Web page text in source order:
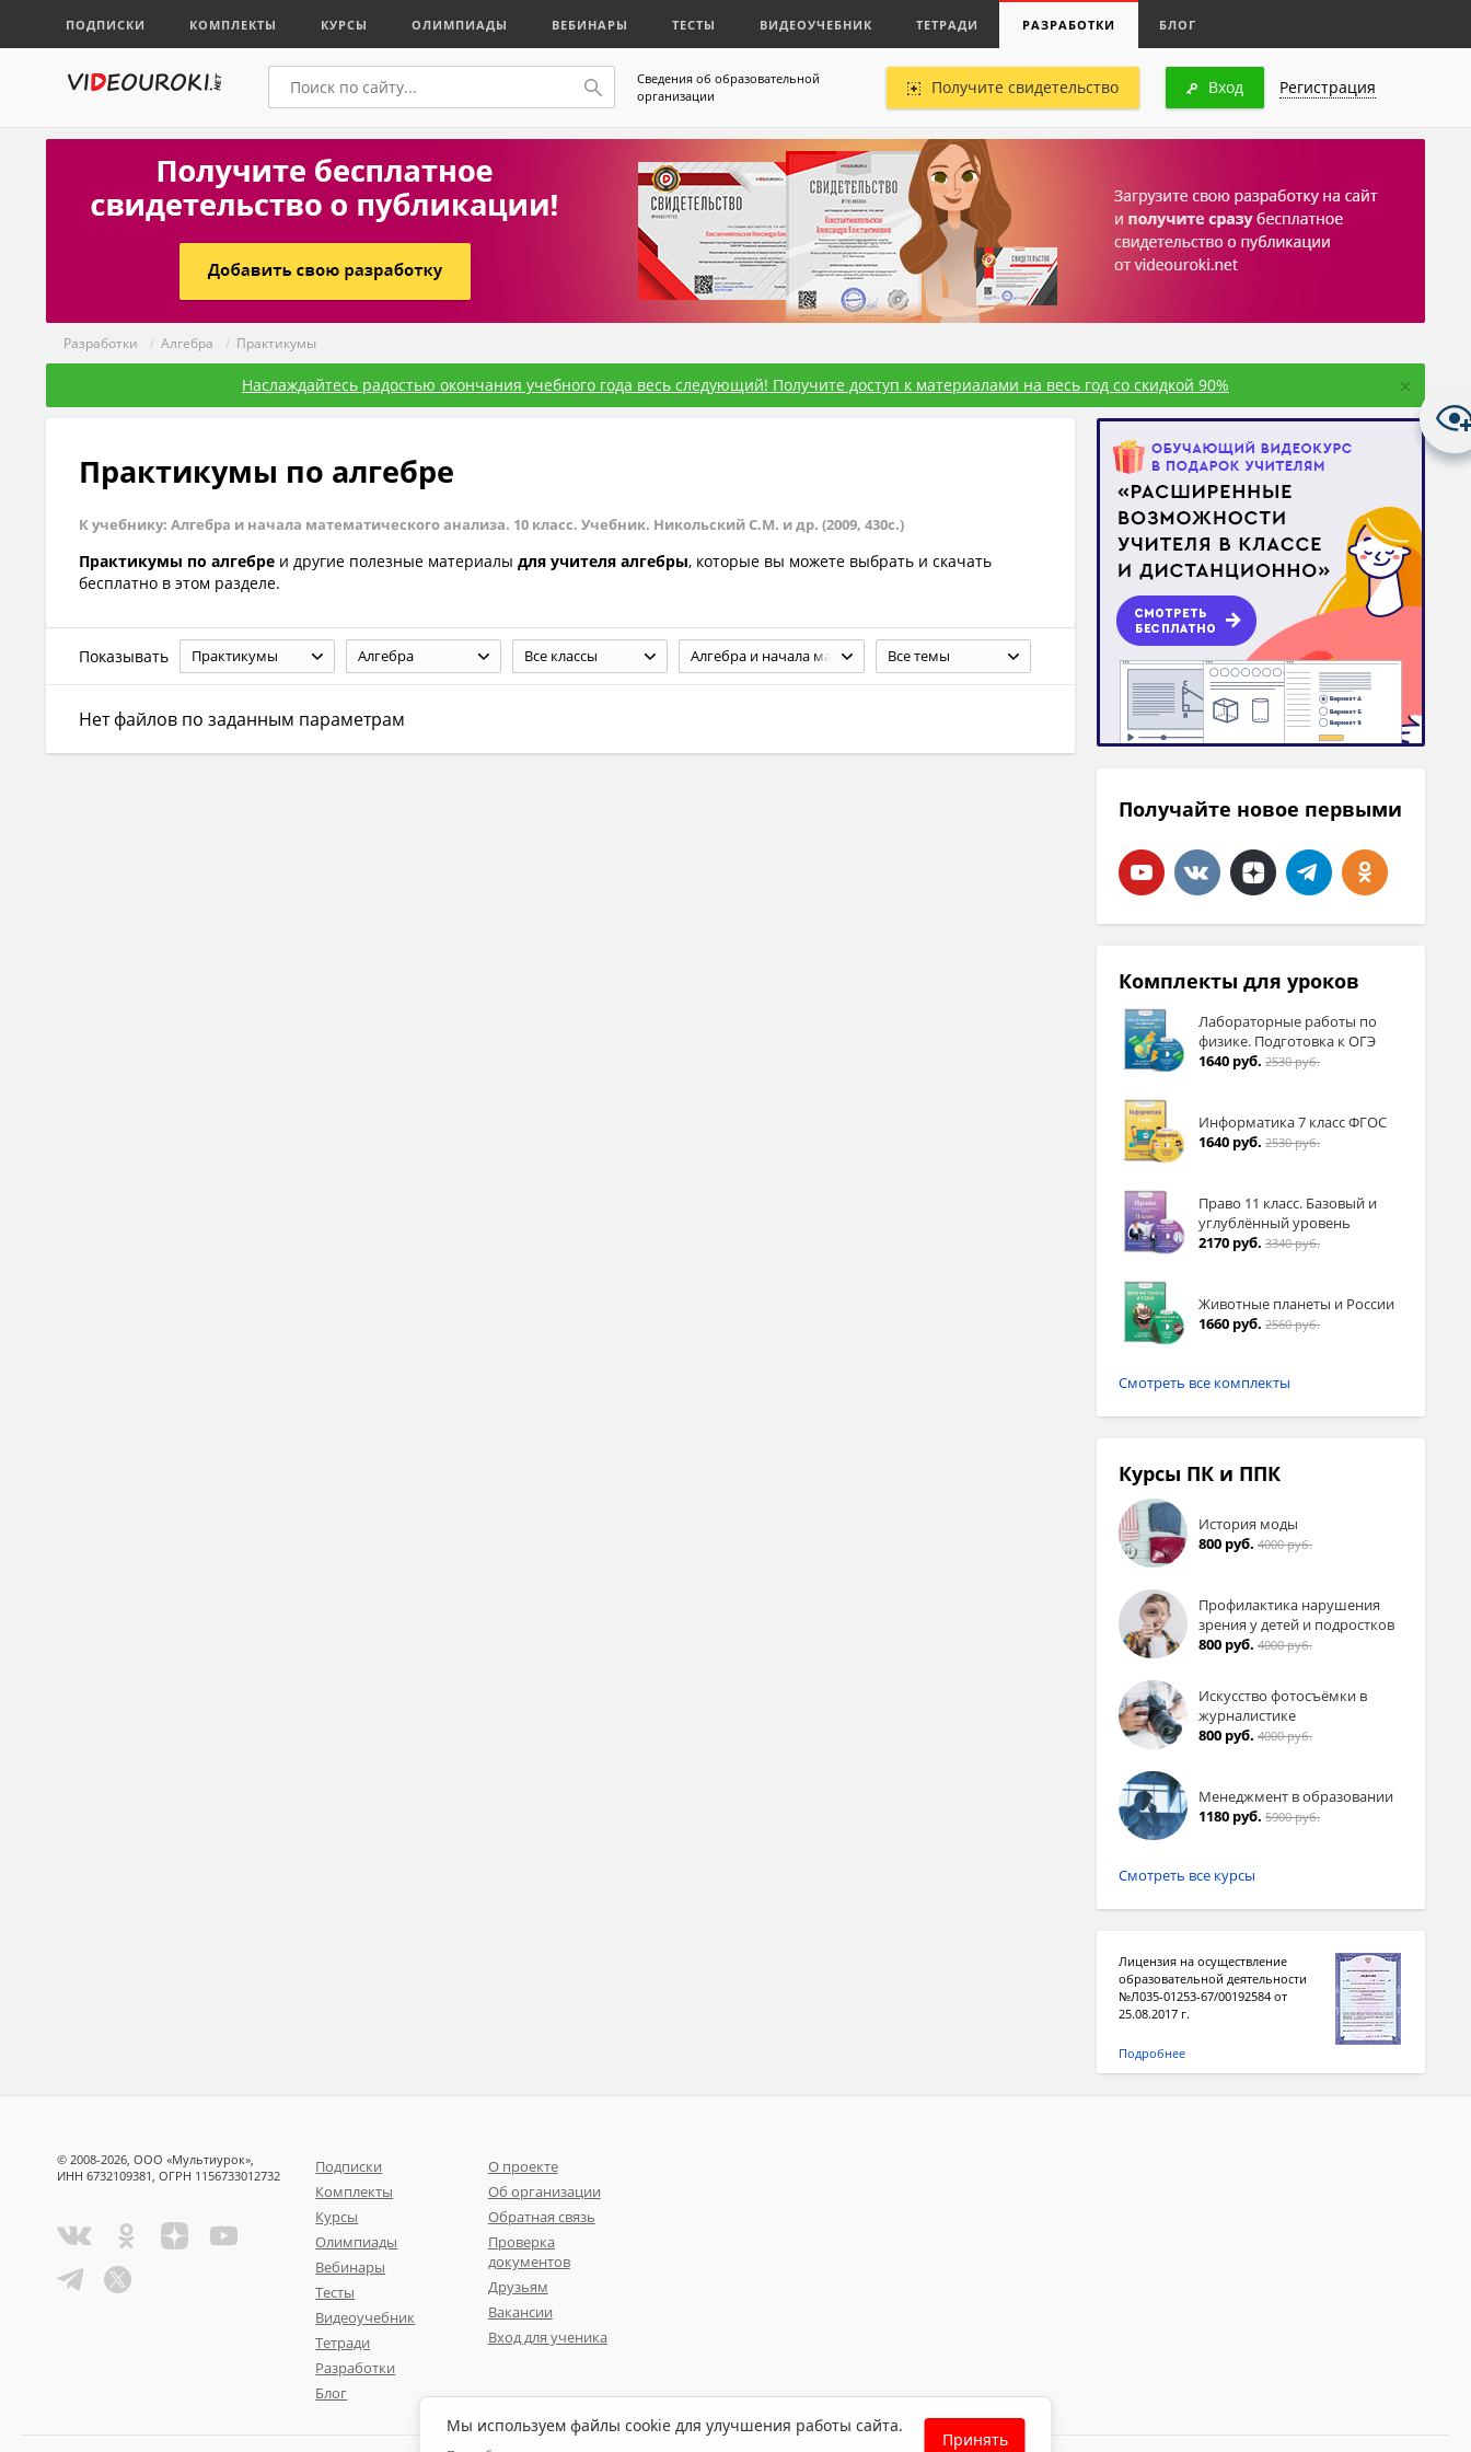
ПОДПИСКИ КОМПЛЕКТЫ КУРСЫ ОЛИМПИАДЫ ВЕБИНАРЫ ТЕСТЫ ВИДЕОУЧЕБНИК ТЕТРАДИ РАЗРАБОТКИ БЛОГ
Сведения об образовательной
организации
Получите свидетельство Вход Регистрация
Разработки / Алгебра / Практикумы
Наслаждайтесь радостью окончания учебного года весь следующий! Получите доступ к материалами на весь год со скидкой 90% ×
Практикумы по алгебре
К учебнику: Алгебра и начала математического анализа. 10 класс. Учебник. Никольский С.М. и др. (2009, 430с.)
Практикумы по алгебре и другие полезные материалы для учителя алгебры, которые вы можете выбрать и скачать
бесплатно в этом разделе.
Показывать Практикумы Алгебра Все классы Алгебра и начала математического анализа. 10 класс. Учебник. Никольский С.М. и др. (2009, 430с.) Все темы
Нет файлов по заданным параметрам
Получайте новое первыми
Комплекты для уроков
Лабораторные работы по
физике. Подготовка к ОГЭ
1640 руб. 2530 руб.
Информатика 7 класс ФГОС
1640 руб. 2530 руб.
Право 11 класс. Базовый и
углублённый уровень
2170 руб. 3340 руб.
Животные планеты и России
1660 руб. 2560 руб.
Смотреть все комплекты
Курсы ПК и ППК
История моды
800 руб. 4000 руб.
Профилактика нарушения
зрения у детей и подростков
800 руб. 4000 руб.
Искусство фотосъёмки в
журналистике
800 руб. 4000 руб.
Менеджмент в образовании
1180 руб. 5900 руб.
Смотреть все курсы
Лицензия на осуществление
образовательной деятельности
№Л035-01253-67/00192584 от
25.08.2017 г.
Подробнее
© 2008-2026, ООО «Мультиурок»,
ИНН 6732109381, ОГРН 1156733012732
Подписки
Комплекты
Курсы
Олимпиады
Вебинары
Тесты
Видеоучебник
Тетради
Разработки
Блог
О проекте
Об организации
Обратная связь
Проверка
документов
Друзьям
Вакансии
Вход для ученика
Мы используем файлы cookie для улучшения работы сайта.
Принять